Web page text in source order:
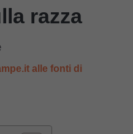
razza
alle fonti di